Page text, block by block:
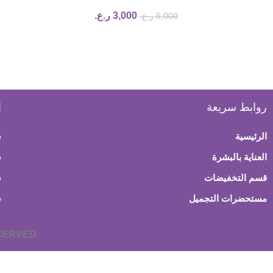
5,000 ر.ع. 3,000 ر.ع.
روابط سريعة
الرئيسية
العناية بالبشرة
قسم التخفيضات
مستحضرات التجميل